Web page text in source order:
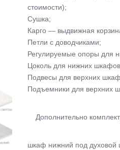
стоимости);
Сушка;
Карго — выдвижная
Петли с доводчиками;
Регулируемые опоры для
Цоколь для нижних шкафов
Подвесы для верхних
Подъемники для верхних
Дополнительно
шкаф нижний под